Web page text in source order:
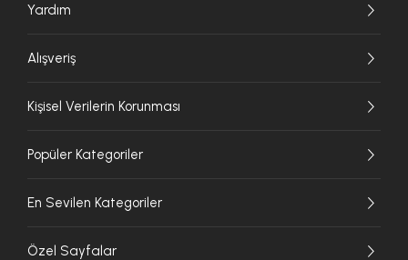
Yardım
Alışveriş
Kişisel Verilerin Korunması
Popüler Kategoriler
En Sevilen Kategoriler
Özel Sayfalar